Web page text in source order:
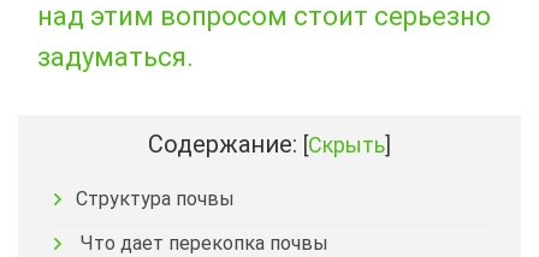
над этим вопросом стоит серьезно
задуматься.
Содержание: [Скрыть]
Структура почвы
Что дает перекопка почвы